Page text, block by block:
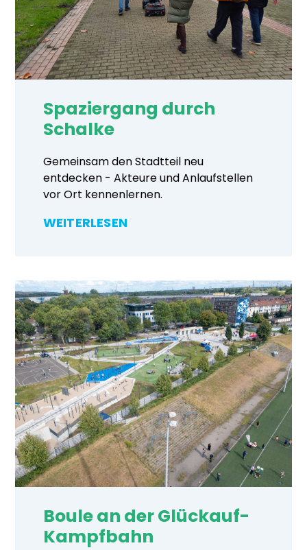
Spaziergang durch
Schalke
Gemeinsam den Stadtteil neu
entdecken - Akteure und Anlaufstellen
vor Ort kennenlernen.
WEITERLESEN
Boule an der Glückauf-
Kampfbahn